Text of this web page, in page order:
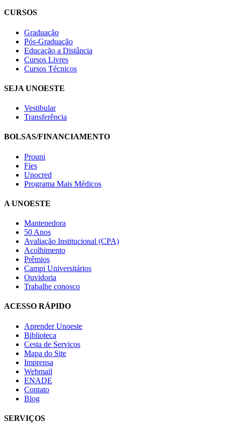
CURSOS
Graduação
Pós-Graduação
Educação a Distância
Cursos Livres
Cursos Técnicos
SEJA UNOESTE
Vestibular
Transferência
BOLSAS/FINANCIAMENTO
Prouni
Fies
Unocred
Programa Mais Médicos
A UNOESTE
Mantenedora
50 Anos
Avaliação Institucional (CPA)
Acolhimento
Prêmios
Campi Universitários
Ouvidoria
Trabalhe conosco
ACESSO RÁPIDO
Aprender Unoeste
Biblioteca
Cesta de Serviços
Mapa do Site
Imprensa
Webmail
ENADE
Contato
Blog
SERVIÇOS